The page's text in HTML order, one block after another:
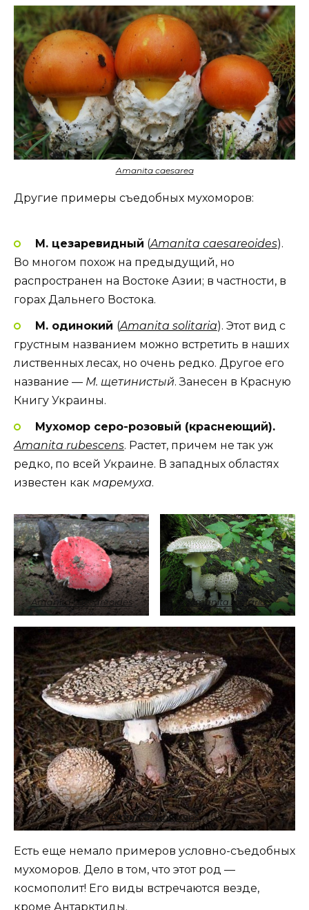
Amanita caesarea
Другие примеры съедобных мухоморов:
М. цезаревидный (Amanita caesareoides).
Во многом похож на предыдущий, но
распространен на Востоке Азии; в частности, в
горах Дальнего Востока.
М. одинокий (Amanita solitaria). Этот вид с
грустным названием можно встретить в наших
лиственных лесах, но очень редко. Другое его
название — М. щетинистый. Занесен в Красную
Книгу Украины.
Мухомор серо-розовый (краснеющий).
Amanita rubescens. Растет, причем не так уж
редко, по всей Украине. В западных областях
известен как маремуха.
Amanita caesareoides Amanita solitaria
Amanita rubescens
Есть еще немало примеров условно-съедобных
мухоморов. Дело в том, что этот род —
космополит! Его виды встречаются везде,
кроме Антарктиды.